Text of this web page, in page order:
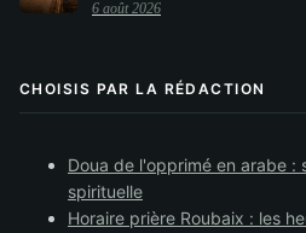
6 août 2026
CHOISIS PAR LA RÉDACTION
Doua de l'opprimé en arabe :
spirituelle
Horaire prière Roubaix : les